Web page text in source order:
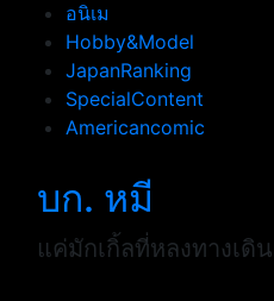
อนิเม
Hobby&Model
JapanRanking
SpecialContent
Americancomic
บก. หมี
แค่มักเกิ้ลที่หลงทางเดิ